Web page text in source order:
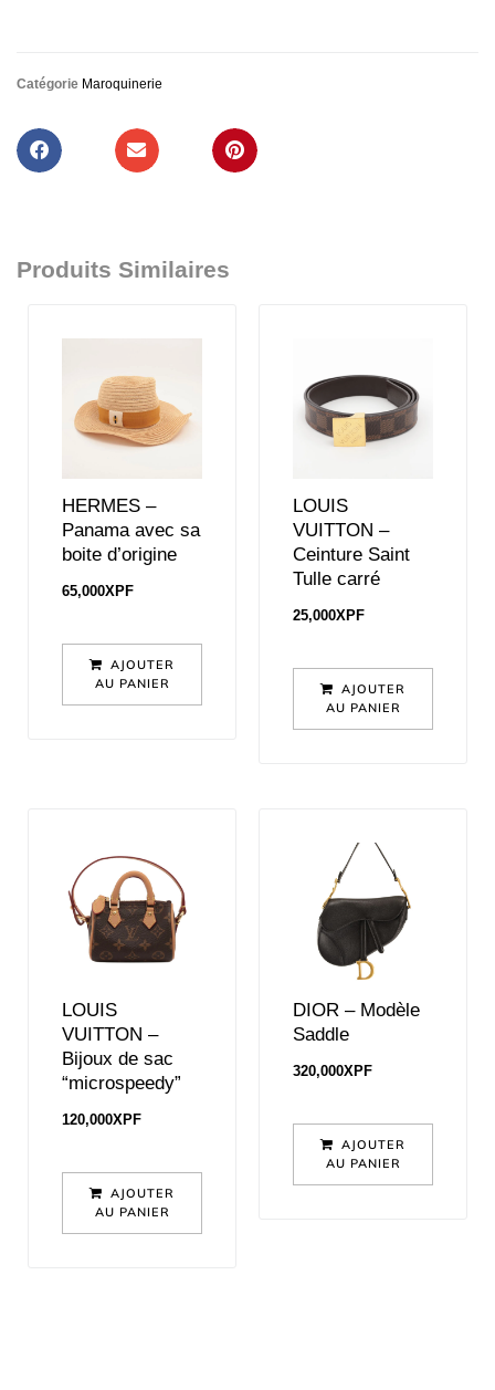
Catégorie Maroquinerie
Produits Similaires
HERMES –
Panama avec sa
boite d’origine
65,000XPF
AJOUTER
AU PANIER
LOUIS
VUITTON –
Ceinture Saint
Tulle carré
25,000XPF
AJOUTER
AU PANIER
LOUIS
VUITTON –
Bijoux de sac
“microspeedy”
120,000XPF
AJOUTER
AU PANIER
DIOR – Modèle
Saddle
320,000XPF
AJOUTER
AU PANIER